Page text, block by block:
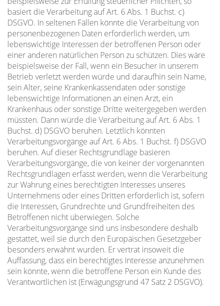
basiert die Verarbeitung auf Art. 6 Abs. 1 Buchst. c)
DSGVO. In seltenen Fällen könnte die Verarbeitung von
personenbezogenen Daten erforderlich werden, um
lebenswichtige Interessen der betroffenen Person oder
einer anderen natürlichen Person zu schützen. Dies wäre
beispielsweise der Fall, wenn ein Besucher in unserem
Betrieb verletzt werden würde und daraufhin sein Name,
sein Alter, seine Krankenkassendaten oder sonstige
lebenswichtige Informationen an einen Arzt, ein
Krankenhaus oder sonstige Dritte weitergegeben werden
müssten. Dann würde die Verarbeitung auf Art. 6 Abs. 1
Buchst. d) DSGVO beruhen. Letztlich könnten
Verarbeitungsvorgänge auf Art. 6 Abs. 1 Buchst. f) DSGVO
beruhen. Auf dieser Rechtsgrundlage basieren
Verarbeitungsvorgänge, die von keiner der vorgenannten
Rechtsgrundlagen erfasst werden, wenn die Verarbeitung
zur Wahrung eines berechtigten Interesses unseres
Unternehmens oder eines Dritten erforderlich ist, sofern
die Interessen, Grundrechte und Grundfreiheiten des
Betroffenen nicht überwiegen. Solche
Verarbeitungsvorgänge sind uns insbesondere deshalb
gestattet, weil sie durch den Europäischen Gesetzgeber
besonders erwähnt wurden. Er vertrat insoweit die
Auffassung, dass ein berechtigtes Interesse anzunehmen
sein könnte, wenn die betroffene Person ein Kunde des
Verantwortlichen ist (Erwägungsgrund 47 Satz 2 DSGVO).